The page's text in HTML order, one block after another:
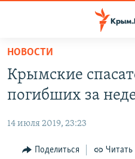
Вернуться
основному
содержанию
навигации
СПЕЦПРОЕКТЫ
КАРТА ВОЕННЫХ ОБЪЕКТОВ
11 ЛЕТ ОККУПАЦИИ КРЫМА. 11
ИСТОРИЯ
ЕЩЕ
НОВОСТИ
Крымские
погибших за
14 июля 2019, 23:23
Поделиться Читать